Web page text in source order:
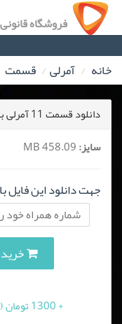
فروشگاه
خانه آمرلی قسمت 11 آمرلی
دانلود قسمت 11 آمرلی با کیفیت 720
سایز:
جهت دانلود این فایل
خرید این
+ 1300 تومان (10 درصد مالیات بر ارزش افزوده)